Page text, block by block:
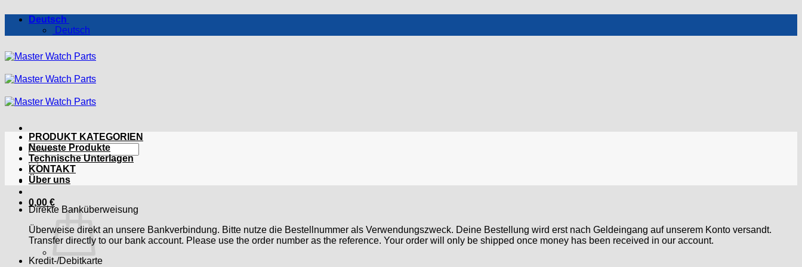
Inhalt
Deutsch
Deutsch
Suchen
nach:
0,00 €
PRODUKT KATEGORIEN
Neueste Produkte
Technische Unterlagen
KONTAKT
Über uns
Direkte Banküberweisung
Überweise direkt an unsere Bankverbindung. Bitte nutze die Bestellnummer als Verwendungszweck. Deine Bestellung wird erst nach Geldeingang auf unserem Konto versandt.
Transfer directly to our bank account. Please use the order number as the reference. Your order will only be shipped once money has been received in our account.
Kredit-/Debitkarte